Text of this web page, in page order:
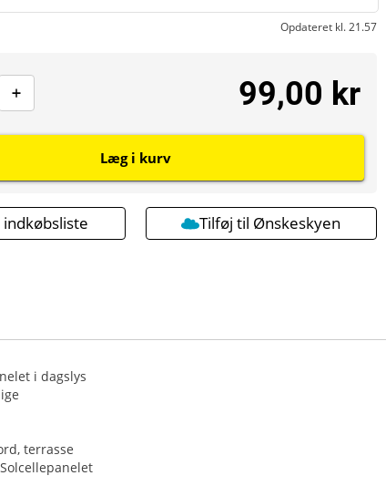
Opdateret kl. 21.57
99,00 kr
Læg i kurv
Tilføj til Ønskeskyen
i dagslys
terrasse